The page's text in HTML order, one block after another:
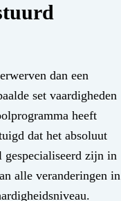
dan een
set vaardigheden
heeft
dat het absoluut
zijn in
alle veranderingen in